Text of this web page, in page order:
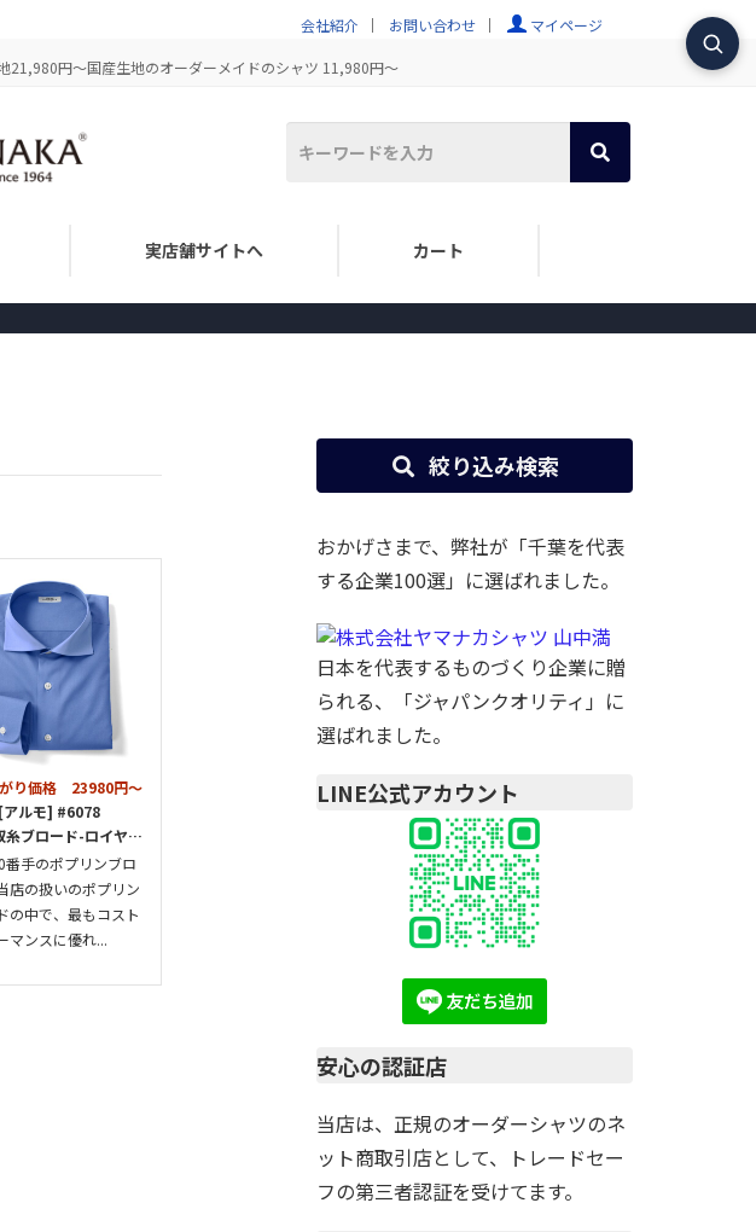
会社紹介 お問い合わせ マイページ
21,980円～国産生地のオーダーメイドのシャツ 11,980円～
実店舗サイトへ カート
り価格 23980円～
[アルモ] #6078
ロード-ロイヤルブルー
番手のポプリンブロ
店の扱いのポプリン
の中で、最もコスト
マンスに優れ...
絞り込み検索
おかげさまで、弊社が「千葉を代表
する企業100選」に選ばれました。
日本を代表するものづくり企業に贈
られる、「ジャパンクオリティ」に
選ばれました。
LINE公式アカウント
安心の認証店
当店は、正規のオーダーシャツのネ
ット商取引店として、トレードセー
フの第三者認証を受けてます。